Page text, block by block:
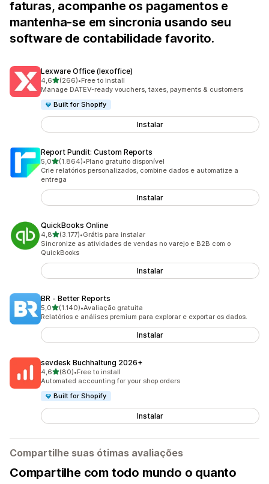
faturas, acompanhe os pagamentos e
mantenha-se em sincronia usando seu
software de contabilidade favorito.
Lexware Office (lexoffice)
4,6de 5 estrelas
(266)
266 avaliações ao todo
•Free to install
Manage DATEV-ready vouchers, taxes, payments & customers
Built for Shopify
Instalar
Report Pundit: Custom Reports
5,0de 5 estrelas
(1.864)
1864 avaliações ao todo
•Plano gratuito disponível
Crie relatórios personalizados, combine dados e automatize a
entrega
Instalar
QuickBooks Online
4,8de 5 estrelas
(3.177)
3177 avaliações ao todo
•Grátis para instalar
Sincronize as atividades de vendas no varejo e B2B com o
QuickBooks
Instalar
BR ‑ Better Reports
5,0de 5 estrelas
(1.140)
1140 avaliações ao todo
•Avaliação gratuita
Relatórios e análises premium para explorar e exportar os dados.
Instalar
sevdesk Buchhaltung 2026+
4,6de 5 estrelas
(80)
80 avaliações ao todo
•Free to install
Automated accounting for your shop orders
Built for Shopify
Instalar
Compartilhe suas ótimas avaliações
Compartilhe com todo mundo o quanto